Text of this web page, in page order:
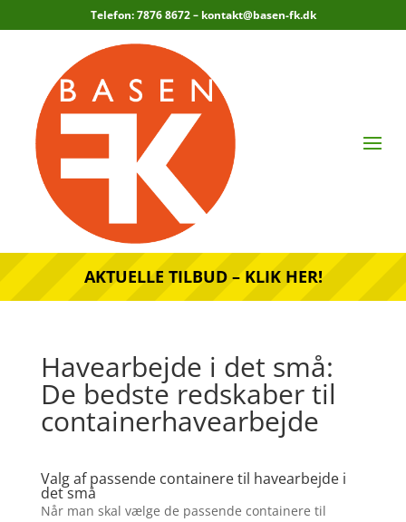
Telefon: 7876 8672 – kontakt@basen-fk.dk
AKTUELLE TILBUD – KLIK HER!
Havearbejde i det små:
De bedste redskaber til
containerhavearbejde
Valg af passende containere til havearbejde i
det små
Når man skal vælge de passende containere til